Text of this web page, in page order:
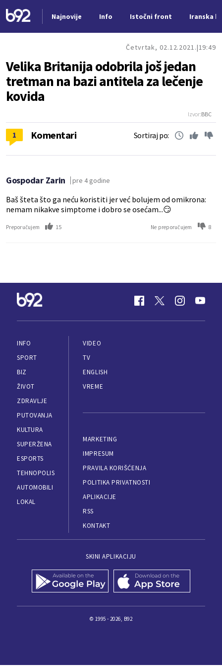
Najnovije Info Istočni front Iranska
Četvrtak, 02.12.2021. 19:49
Velika Britanija odobrila još jedan
tretman na bazi antitela za lečenje
kovida
Izvor:BBC
1 Komentari Sortiraj po:
Gospodar Zarin pre 4 godine
Baš šteta što ga neću koristiti jer već bolujem od omikrona:
nemam nikakve simptome i dobro se osećam...😏
Preporučujem 15 Ne preporučujem 8
INFO
SPORT
BIZ
ŽIVOT
ZDRAVLJE
PUTOVANJA
KULTURA
SUPERŽENA
ESPORTS
TEHNOPOLIS
AUTOMOBILI
LOKAL
VIDEO
TV
ENGLISH
VREME
MARKETING
IMPRESUM
PRAVILA KORIŠĆENJA
POLITIKA PRIVATNOSTI
APLIKACIJE
RSS
KONTAKT
SKINI APLIKACIJU
© 1995 - 2026, B92